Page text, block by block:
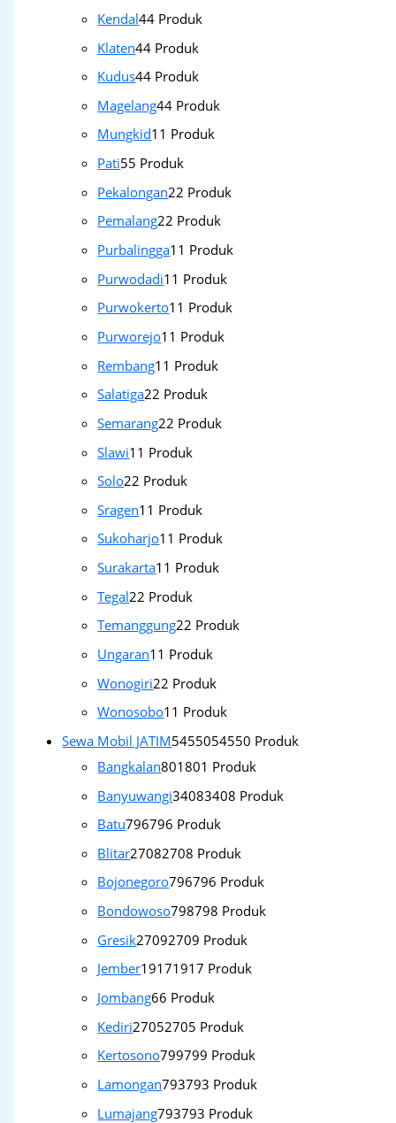
Kendal44 Produk
Klaten44 Produk
Kudus44 Produk
Magelang44 Produk
Mungkid1 1 Produk
Pati55 Produk
Pekalongan22 Produk
Pemalang22 Produk
Purbalingga1 1 Produk
Purwodadi1 1 Produk
Purwokerto1 1 Produk
Purworejo1 1 Produk
Rembang1 1 Produk
Salatiga22 Produk
Semarang22 Produk
Slawi1 1 Produk
Solo22 Produk
Sragen1 1 Produk
Sukoharjo1 1 Produk
Surakarta1 1 Produk
Tegal22 Produk
Temanggung22 Produk
Ungaran1 1 Produk
Wonogiri22 Produk
Wonosobo1 1 Produk
Sewa Mobil JATIM5455054550 Produk
Bangkalan801801 Produk
Banyuwangi34083408 Produk
Batu796796 Produk
Blitar27082708 Produk
Bojonegoro796796 Produk
Bondowoso798798 Produk
Gresik27092709 Produk
Jember19171917 Produk
Jombang66 Produk
Kediri27052705 Produk
Kertosono799799 Produk
Lamongan793793 Produk
Lumajang793793 Produk